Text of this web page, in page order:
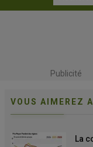
Publicité
VOUS AIMEREZ
La